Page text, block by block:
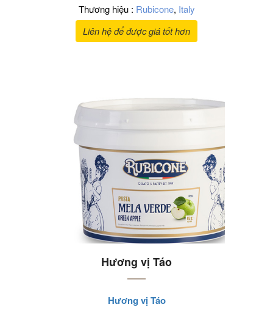
Thương hiệu : Rubicone, Italy
Liên hệ để được giá tốt hơn
Hương vị Táo
Hương vị Táo